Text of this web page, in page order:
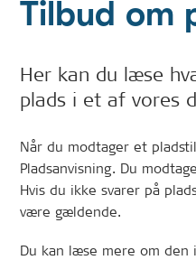
Tilbud om
Her kan du læse
plads i et af vores
Når du modtager et
Pladsanvisning. Du
Hvis du ikke svarer på
være gældende.
Du kan læse mere om